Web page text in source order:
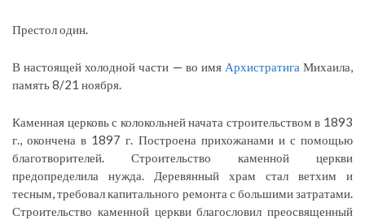
Престол один.
В настоящей холодной части — во имя Архистратига Михаила,
память 8/21 ноября.
Каменная церковь с колокольней начата строительством в 1893
г., окончена в 1897 г. Построена прихожанами и с помощью
благотворителей. Строительство каменной церкви
предопределила нужда. Деревянный храм стал ветхим и
тесным, требовал капитального ремонта с большими затратами.
Строительство каменной церкви благословил преосвященный